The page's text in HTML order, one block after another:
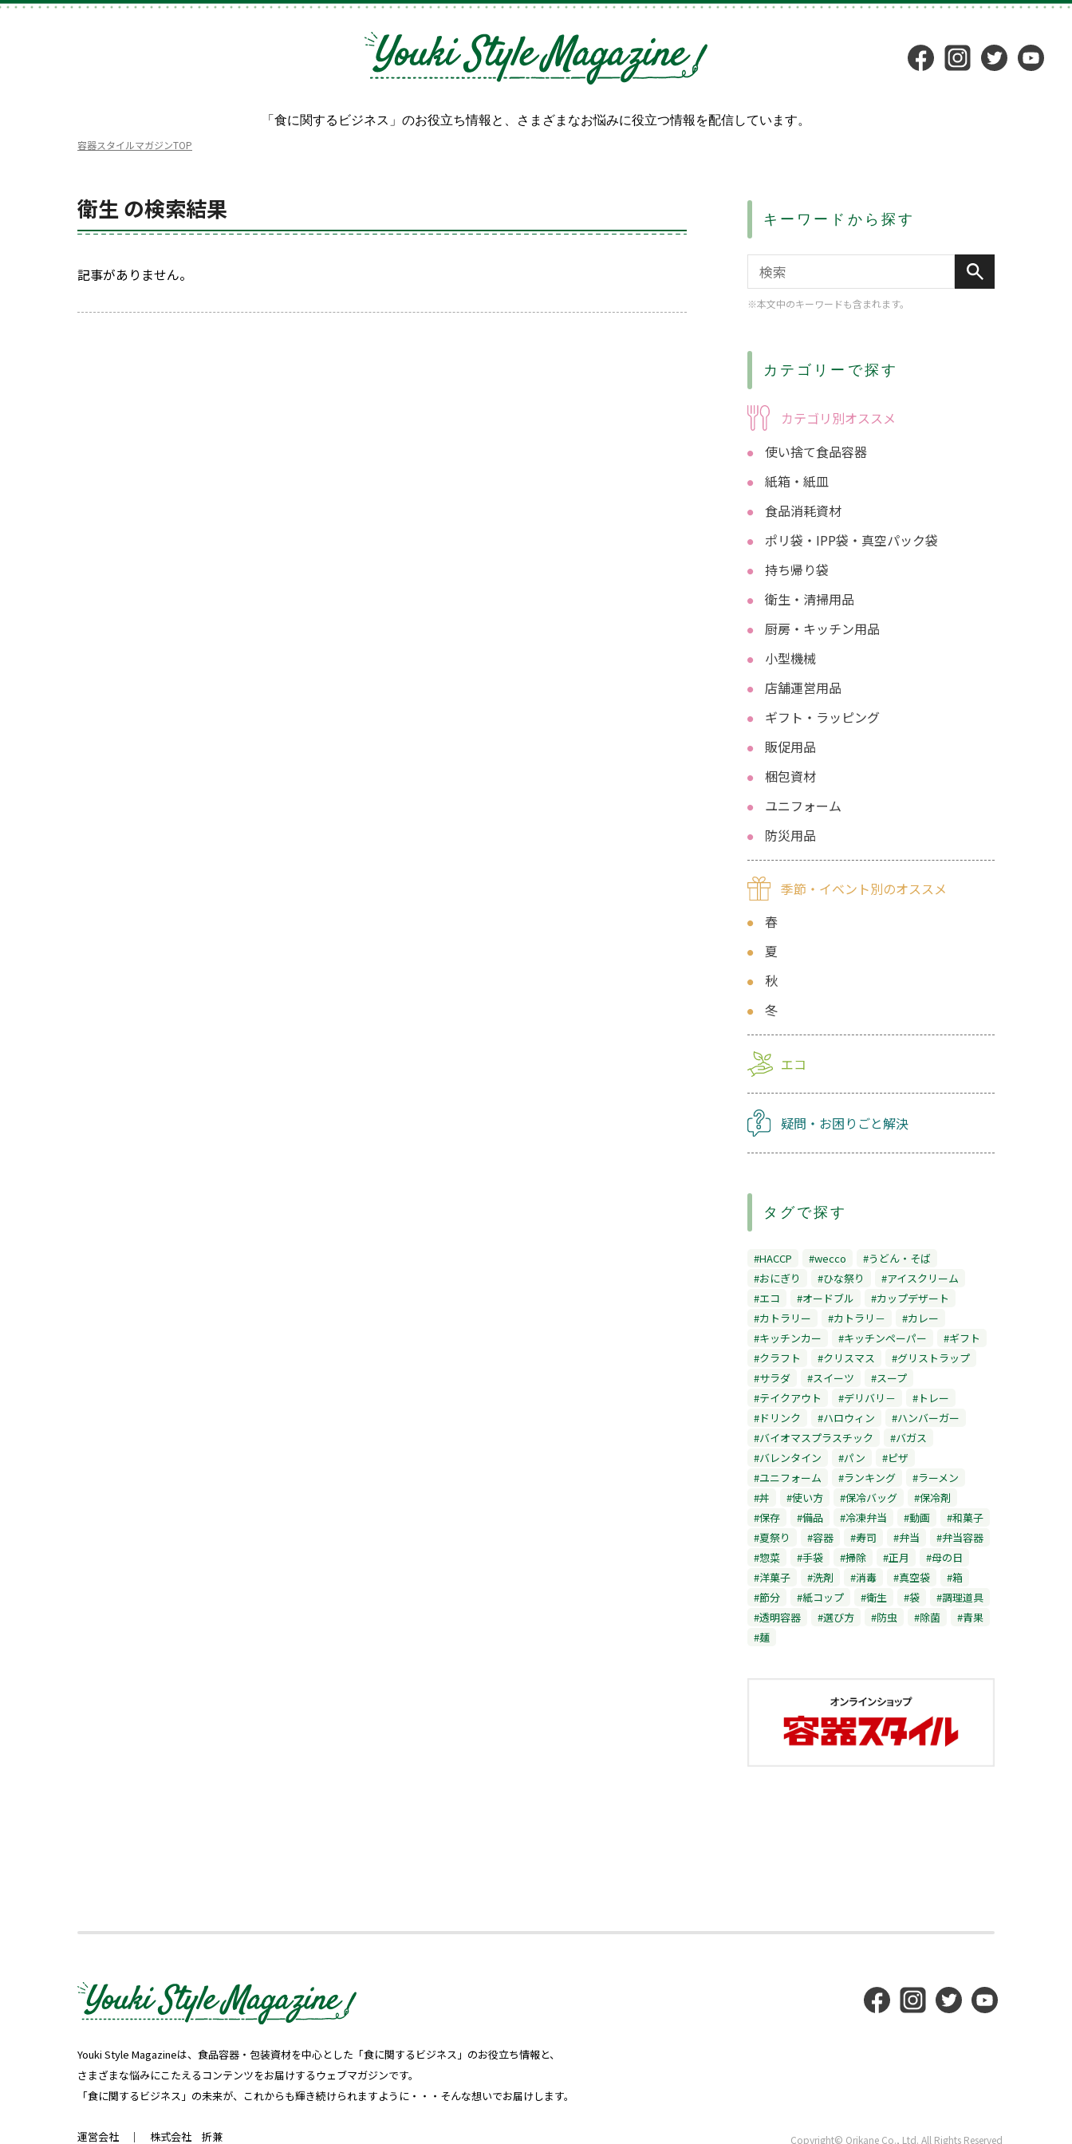
「食に関するビジネス」のお役立ち情報と、
さまざまなお悩みに役立つ情報を配信しています。
容器スタイルマガジンTOP
衛生 の検索結果
記事がありません。
キーワードから探す
※本文中のキーワードも含まれます。
カテゴリーで探す
カテゴリ別オススメ
使い捨て食品容器
紙箱・紙皿
食品消耗資材
ポリ袋・IPP袋・真空パック袋
持ち帰り袋
衛生・清掃用品
厨房・キッチン用品
小型機械
店舗運営用品
ギフト・ラッピング
販促用品
梱包資材
ユニフォーム
防災用品
季節・イベント別のオススメ
春
夏
秋
冬
エコ
疑問・お困りごと解決
タグで探す
#HACCP #wecco
#うどん・そば
#おにぎり
#ひな祭り
#アイスクリーム
#エコ
#オードブル
#カップデザート
#カトラリー
#カトラリ－
#カレー
#キッチンカー
#キッチンペーパー
#ギフト
#クラフト
#クリスマス
#グリストラップ
#サラダ
#スイーツ
#スープ
#テイクアウト
#デリバリ－
#トレー
#ドリンク
#ハロウィン
#ハンバーガー
#バイオマスプラスチック
#バガス
#バレンタイン
#パン
#ピザ
#ユニフォーム
#ランキング
#ラーメン
#丼
#使い方 #保冷バッグ
#保冷剤
#保存
#備品 #冷凍弁当 #動画
#和菓子
#夏祭り
#容器 #寿司 #弁当
#弁当容器
#惣菜
#手袋 #掃除 #正月
#母の日
#洋菓子
#洗剤 #消毒 #真空袋
#箱
#節分
#紙コップ #衛生 #袋
#調理道具
#透明容器
#選び方 #防虫 #除菌
#青果
#麺
Youki Style Magazineは、食品容器・包装資材を中心とした「食に関するビジネス」のお役立ち情報と、
さまざまな悩みにこたえるコンテンツをお届けするウェブマガジンです。
「食に関するビジネス」の未来が、これからも輝き続けられますように・・・そんな想いでお届けします。
運営会社 ｜ 株式会社 折兼 Copyright© Orikane Co., Ltd. All Rights Reserved